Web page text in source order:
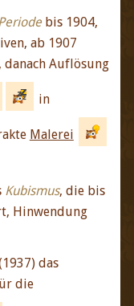
bis 1904,
ab 1907
danach Auflösung
in
Malerei
Kubismus, die bis
Hinwendung
das
die